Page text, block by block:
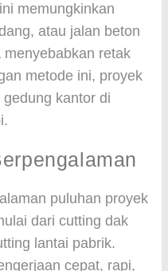
memungkinkan
atau jalan beton
retak
metode ini, proyek
kantor di
puluhan proyek
dari cutting dak
lantai pabrik.
cepat, rapi,